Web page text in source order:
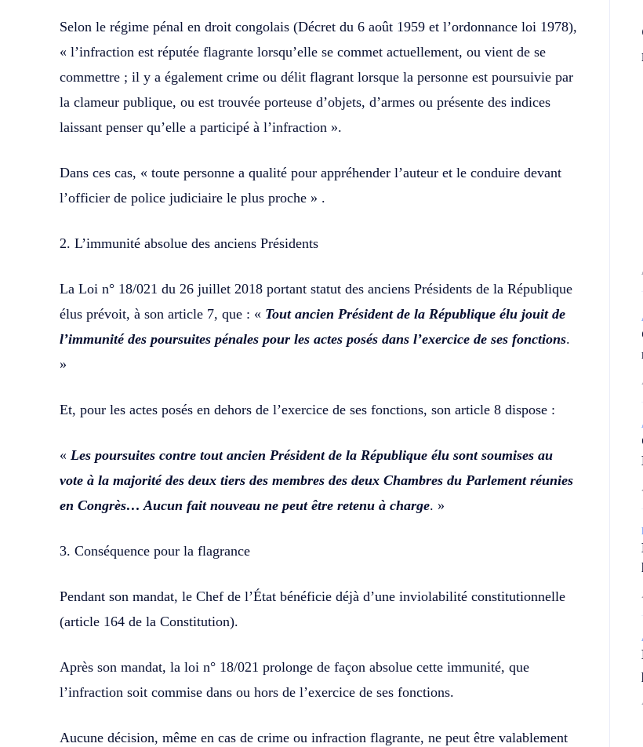
Selon le régime pénal en droit congolais (Décret du 6 août 1959 et l’ordonnance loi 1978),
« l’infraction est réputée flagrante lorsqu’elle se commet actuellement, ou vient de se
commettre ; il y a également crime ou délit flagrant lorsque la personne est poursuivie par
la clameur publique, ou est trouvée porteuse d’objets, d’armes ou présente des indices
laissant penser qu’elle a participé à l’infraction ».
Dans ces cas, « toute personne a qualité pour appréhender l’auteur et le conduire devant
l’officier de police judiciaire le plus proche » .
2. L’immunité absolue des anciens Présidents
La Loi n° 18/021 du 26 juillet 2018 portant statut des anciens Présidents de la République
élus prévoit, à son article 7, que : « Tout ancien Président de la République élu jouit de
l’immunité des poursuites pénales pour les actes posés dans l’exercice de ses fonctions.
»
Et, pour les actes posés en dehors de l’exercice de ses fonctions, son article 8 dispose :
« Les poursuites contre tout ancien Président de la République élu sont soumises au
vote à la majorité des deux tiers des membres des deux Chambres du Parlement réunies
en Congrès… Aucun fait nouveau ne peut être retenu à charge. »
3. Conséquence pour la flagrance
Pendant son mandat, le Chef de l’État bénéficie déjà d’une inviolabilité constitutionnelle
(article 164 de la Constitution).
Après son mandat, la loi n° 18/021 prolonge de façon absolue cette immunité, que
l’infraction soit commise dans ou hors de l’exercice de ses fonctions.
Aucune décision, même en cas de crime ou infraction flagrante, ne peut être valablement